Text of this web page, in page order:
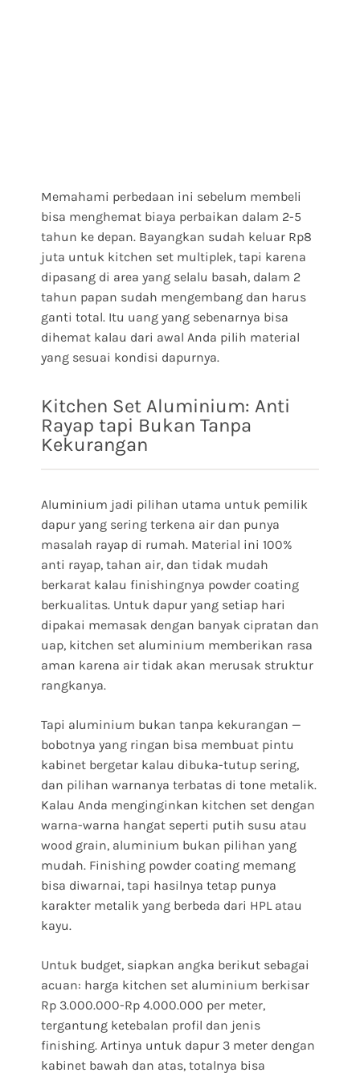
Memahami perbedaan ini sebelum membeli
bisa menghemat biaya perbaikan dalam 2-5
tahun ke depan. Bayangkan sudah keluar Rp8
juta untuk kitchen set multiplek, tapi karena
dipasang di area yang selalu basah, dalam 2
tahun papan sudah mengembang dan harus
ganti total. Itu uang yang sebenarnya bisa
dihemat kalau dari awal Anda pilih material
yang sesuai kondisi dapurnya.
Kitchen Set Aluminium: Anti
Rayap tapi Bukan Tanpa
Kekurangan
Aluminium jadi pilihan utama untuk pemilik
dapur yang sering terkena air dan punya
masalah rayap di rumah. Material ini 100%
anti rayap, tahan air, dan tidak mudah
berkarat kalau finishingnya powder coating
berkualitas. Untuk dapur yang setiap hari
dipakai memasak dengan banyak cipratan dan
uap, kitchen set aluminium memberikan rasa
aman karena air tidak akan merusak struktur
rangkanya.
Tapi aluminium bukan tanpa kekurangan —
bobotnya yang ringan bisa membuat pintu
kabinet bergetar kalau dibuka-tutup sering,
dan pilihan warnanya terbatas di tone metalik.
Kalau Anda menginginkan kitchen set dengan
warna-warna hangat seperti putih susu atau
wood grain, aluminium bukan pilihan yang
mudah. Finishing powder coating memang
bisa diwarnai, tapi hasilnya tetap punya
karakter metalik yang berbeda dari HPL atau
kayu.
Untuk budget, siapkan angka berikut sebagai
acuan: harga kitchen set aluminium berkisar
Rp 3.000.000-Rp 4.000.000 per meter,
tergantung ketebalan profil dan jenis
finishing. Artinya untuk dapur 3 meter dengan
kabinet bawah dan atas, totalnya bisa